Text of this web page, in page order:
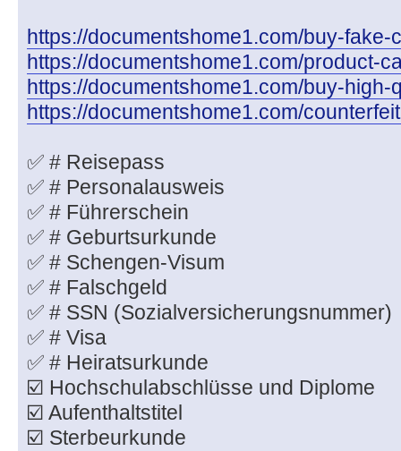
https://documentshome1.com/buy-
https://documentshome1.com/product-
https://documentshome1.com/buy-high-
https://documentshome1.com/
✅ # Reisepass
✅ # Personalausweis
✅ # Führerschein
✅ # Geburtsurkunde
✅ # Schengen-Visum
✅ # Falschgeld
✅ # SSN (Sozialversicherungsnummer)
✅ # Visa
✅ # Heiratsurkunde
☑️ Hochschulabschlüsse und Diplome
☑️ Aufenthaltstitel
☑️ Sterbeurkunde